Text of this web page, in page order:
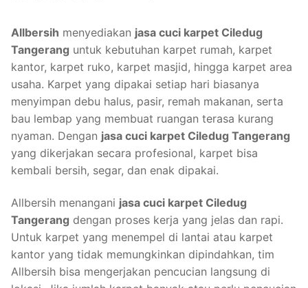
Allbersih menyediakan jasa cuci karpet Ciledug
Tangerang untuk kebutuhan karpet rumah, karpet
kantor, karpet ruko, karpet masjid, hingga karpet area
usaha. Karpet yang dipakai setiap hari biasanya
menyimpan debu halus, pasir, remah makanan, serta
bau lembap yang membuat ruangan terasa kurang
nyaman. Dengan jasa cuci karpet Ciledug Tangerang
yang dikerjakan secara profesional, karpet bisa
kembali bersih, segar, dan enak dipakai.
Allbersih menangani jasa cuci karpet Ciledug
Tangerang dengan proses kerja yang jelas dan rapi.
Untuk karpet yang menempel di lantai atau karpet
kantor yang tidak memungkinkan dipindahkan, tim
Allbersih bisa mengerjakan pencucian langsung di